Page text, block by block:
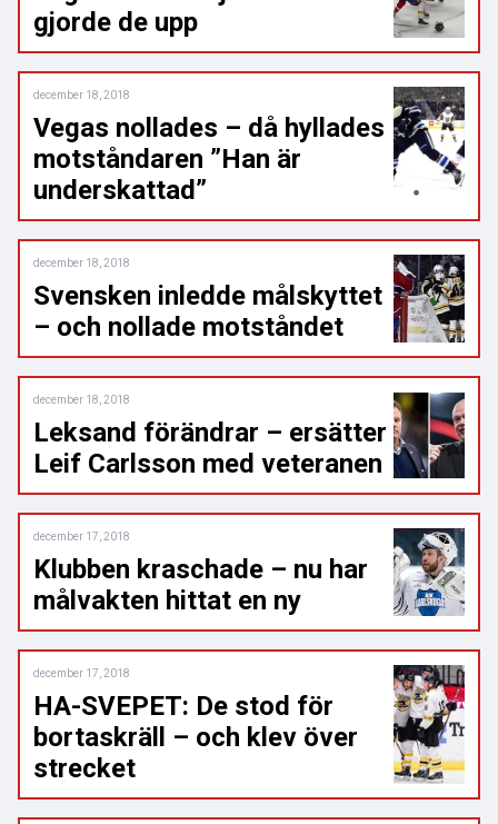
gjorde de upp
december 18, 2018
Vegas nollades – då hyllades
motståndaren ”Han är
underskattad”
december 18, 2018
Svensken inledde målskyttet
– och nollade motståndet
december 18, 2018
Leksand förändrar – ersätter
Leif Carlsson med veteranen
december 17, 2018
Klubben kraschade – nu har
målvakten hittat en ny
december 17, 2018
HA-SVEPET: De stod för
bortaskräll – och klev över
strecket